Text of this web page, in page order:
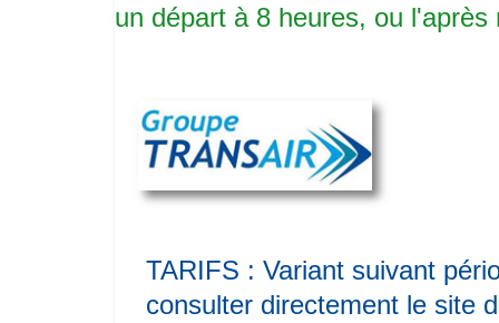
un départ à 8 heures, ou
TARIFS : Variant suivant
consulter directement le site